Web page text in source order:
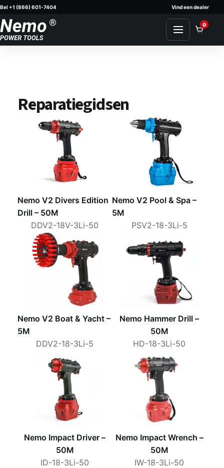
Skip to content
Bel +1 (866) 601-7404 Vind een dealer
0
Reparatiegidsen
Nemo V2 Divers Edition
Drill – 50M
DDV2-18V-3Li-50
Nemo V2 Pool & Spa –
5M
PSV2-18-3Li-5
Nemo V2 Boat & Yacht –
5M
DDV2-18-3Li-5
Nemo Hammer Drill –
50M
HD-18-3Li-50
Nemo Impact Driver –
50M
ID-18-3Li-50
Nemo Impact Wrench –
50M
IW-18-3Li-50